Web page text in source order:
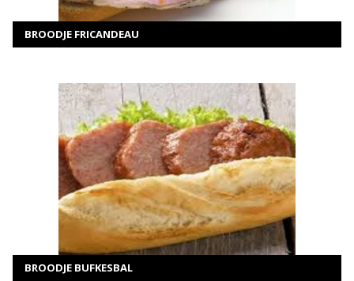
BROODJE FRICANDEAU
MEER INFORMATIE
SELECTEER OPTIES
BROODJE BUFKESBAL